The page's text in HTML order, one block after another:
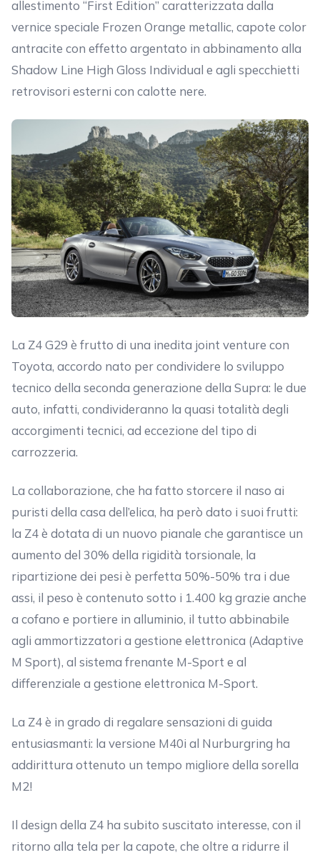
allestimento “First Edition” caratterizzata dalla
vernice speciale Frozen Orange metallic, capote color
antracite con effetto argentato in abbinamento alla
Shadow Line High Gloss Individual e agli specchietti
retrovisori esterni con calotte nere.
La Z4 G29 è frutto di una inedita joint venture con
Toyota, accordo nato per condividere lo sviluppo
tecnico della seconda generazione della Supra: le due
auto, infatti, condivideranno la quasi totalità degli
accorgimenti tecnici, ad eccezione del tipo di
carrozzeria.
La collaborazione, che ha fatto storcere il naso ai
puristi della casa dell’elica, ha però dato i suoi frutti:
la Z4 è dotata di un nuovo pianale che garantisce un
aumento del 30% della rigidità torsionale, la
ripartizione dei pesi è perfetta 50%-50% tra i due
assi, il peso è contenuto sotto i 1.400 kg grazie anche
a cofano e portiere in alluminio, il tutto abbinabile
agli ammortizzatori a gestione elettronica (Adaptive
M Sport), al sistema frenante M-Sport e al
differenziale a gestione elettronica M-Sport.
La Z4 è in grado di regalare sensazioni di guida
entusiasmanti: la versione M40i al Nurburgring ha
addirittura ottenuto un tempo migliore della sorella
M2!
Il design della Z4 ha subito suscitato interesse, con il
ritorno alla tela per la capote, che oltre a ridurre il